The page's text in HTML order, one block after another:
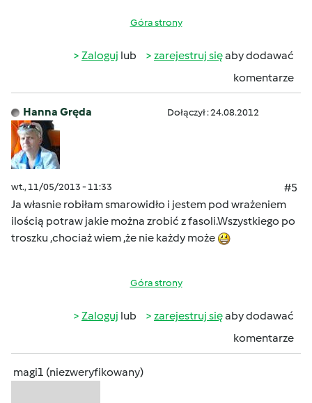
Góra strony
Zaloguj lub zarejestruj sięaby dodawać
komentarze
Hanna Gręda Dołączył : 24.08.2012
wt., 11/05/2013 - 11:33
#5
Ja własnie robiłam smarowidło i jestem pod wrażeniem
ilością potraw jakie można zrobić z fasoli.Wszystkiego po
troszku ,chociaż wiem ,że nie każdy może
Góra strony
Zaloguj lub zarejestruj sięaby dodawać
komentarze
magi1 (niezweryfikowany)